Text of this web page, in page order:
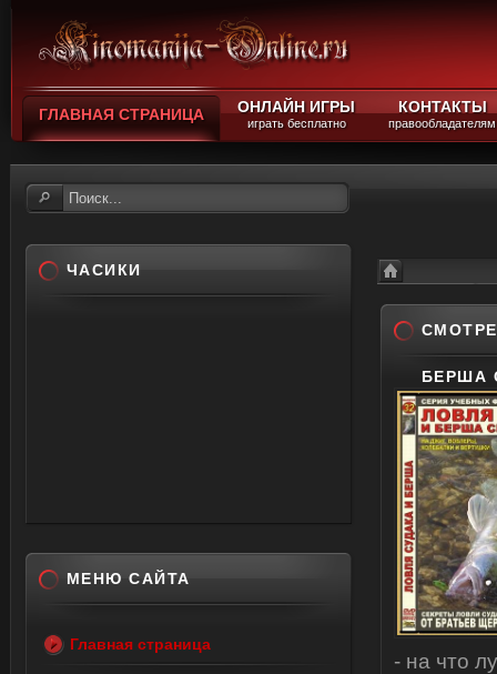
ГЛАВНАЯ СТРАНИЦА ОНЛАЙН ИГРЫ
играть бесплатно
КОНТАКТЫ
правообладателям
Смотреть
БЕРША
- на что
ЧАСИКИ
МЕНЮ САЙТА
Главная страница